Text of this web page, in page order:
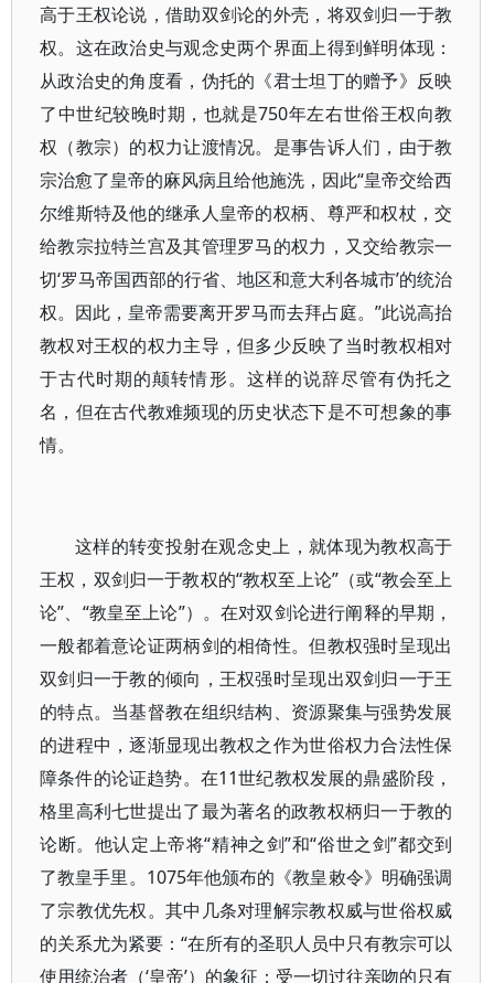
高于王权论说，借助双剑论的外壳，将双剑归一于教
权。这在政治史与观念史两个界面上得到鲜明体现：
从政治史的角度看，伪托的《君士坦丁的赠予》反映
了中世纪较晚时期，也就是750年左右世俗王权向教
权（教宗）的权力让渡情况。是事告诉人们，由于教
宗治愈了皇帝的麻风病且给他施洗，因此“皇帝交给西
尔维斯特及他的继承人皇帝的权柄、尊严和权杖，交
给教宗拉特兰宫及其管理罗马的权力，又交给教宗一
切‘罗马帝国西部的行省、地区和意大利各城市’的统治
权。因此，皇帝需要离开罗马而去拜占庭。”此说高抬
教权对王权的权力主导，但多少反映了当时教权相对
于古代时期的颠转情形。这样的说辞尽管有伪托之
名，但在古代教难频现的历史状态下是不可想象的事
情。
这样的转变投射在观念史上，就体现为教权高于
王权，双剑归一于教权的“教权至上论”（或“教会至上
论”、“教皇至上论”）。在对双剑论进行阐释的早期，
一般都着意论证两柄剑的相倚性。但教权强时呈现出
双剑归一于教的倾向，王权强时呈现出双剑归一于王
的特点。当基督教在组织结构、资源聚集与强势发展
的进程中，逐渐显现出教权之作为世俗权力合法性保
障条件的论证趋势。在11世纪教权发展的鼎盛阶段，
格里高利七世提出了最为著名的政教权柄归一于教的
论断。他认定上帝将“精神之剑”和“俗世之剑”都交到
了教皇手里。1075年他颁布的《教皇敕令》明确强调
了宗教优先权。其中几条对理解宗教权威与世俗权威
的关系尤为紧要：“在所有的圣职人员中只有教宗可以
使用统治者（‘皇帝’）的象征；受一切过往亲吻的只有